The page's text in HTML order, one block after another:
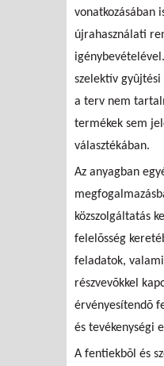
vonatkozásában
újrahasználati
szelektív
a terv nem
termékek sem
választékában.
Az anyagban
közszolgáltatás
felelõsség
feladatok,
részvevõkkel
érvényesítendõ
és tevékenységi
A fentiekbõl és